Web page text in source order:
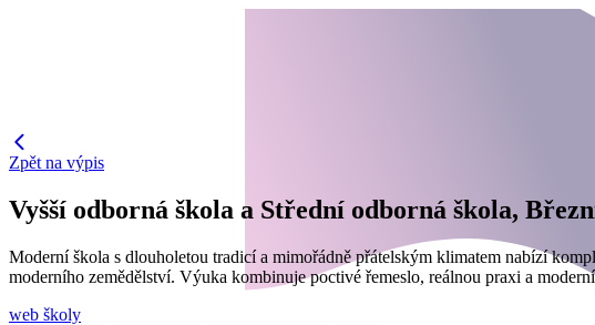
Zpět na výpis
Vyšší odborná škola a Střední odborná škola,
Moderní škola s dlouholetou tradicí a mimořádně přátelským klimatem nabízí
moderního zemědělství. Výuka kombinuje poctivé řemeslo, reálnou praxi a
web školy